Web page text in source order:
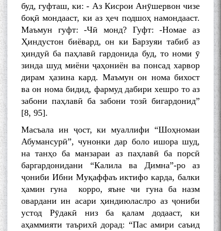
буд, гуфташ, ки: - Аз Кисрои Анӯшервон чизе
боқӣ мондааст, ки аз ҳеч подшоҳ намондааст.
Маъмун гуфт: -Чӣ монд? Гуфт: -Номае аз
Ҳиндустон биёвард, он ки Барзуяи табиб аз
ҳиндуӣ ба паҳлавӣ гардонида буд, то номи ӯ
зинда шуд миёни ҷаҳониён ва понсад харвор
дирам ҳазина кард. Маъмун он нома бихост
ва он нома бидид, фармуд дабири хешро то аз
забони паҳлавӣ ба забони тозӣ бигардонид”
[8, 95].
Масъала ин ҷост, ки муаллифи “Шоҳномаи
Абумансурӣ”, чунонки дар боло ишора шуд,
на танҳо ба манзараи аз паҳлавӣ ба порсӣ
баргардонидани “Калила ва Димна”-ро аз
ҷониби Ибни Муқаффаъ иктифо карда, балки
ҳамин гуна корро, яъне чи гуна ба назм
овардани ин асари ҳиндиюласлро аз ҷониби
устод Рӯдакӣ низ ба қалам додааст, ки
аҳаммияти таърихӣ дорад: “Пас амири саъид